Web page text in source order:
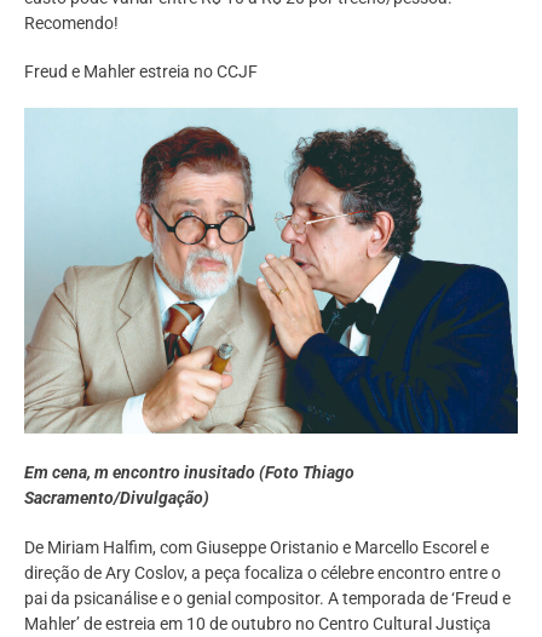
Recomendo!
Freud e Mahler estreia no CCJF
Em cena, m encontro inusitado (Foto Thiago
Sacramento/Divulgação)
De Miriam Halfim, com Giuseppe Oristanio e Marcello Escorel e
direção de Ary Coslov, a peça focaliza o célebre encontro entre o
pai da psicanálise e o genial compositor. A temporada de ‘Freud e
Mahler’ de estreia em 10 de outubro no Centro Cultural Justiça